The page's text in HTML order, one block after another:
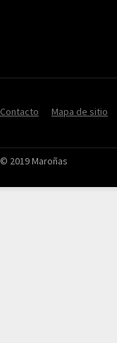
Contacto Mapa de sitio
© 2019 Maroñas